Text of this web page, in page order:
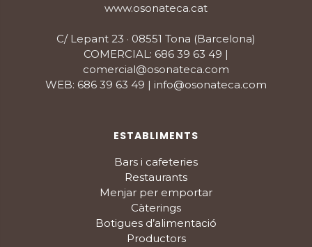
www.osonateca.cat
C/ Lepant 23 · 08551 Tona (Barcelona)
COMERCIAL: 686 39 63 49 |
comercial@osonateca.com
WEB: 686 39 63 49 | info@osonateca.com
ESTABLIMENTS
Bars i cafeteries
Restaurants
Menjar per emportar
Càterings
Botigues d’alimentació
Productors